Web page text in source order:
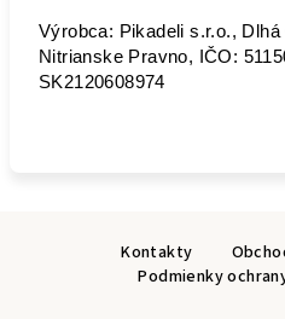
Výrobca: Pikadeli s.r.o., Dlhá
Nitrianske Pravno, IČO:
SK2120608974
Kontakty
Podmienky